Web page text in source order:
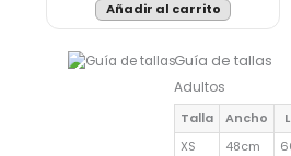
Añadir al carrito
Guía de tallas
Adultos
Talla Ancho
XS
48cm